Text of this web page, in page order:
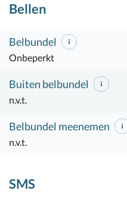
Bellen
Belbundel
Onbeperkt
Buiten belbundel
n.v.t.
Belbundel meenemen
n.v.t.
SMS